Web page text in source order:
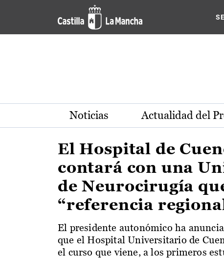
Pasar al contenido principal
Actualidad de la región de
Noticias Actualidad del
El Hospital de
contará con una
de Neurocirugía
“referencia
El presidente autonómico ha
que el Hospital Universitario de
el curso que viene, a los primeros